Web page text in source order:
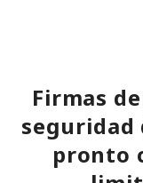
fuente ni en los
eliminarse de
Firmas
seguridad
pronto